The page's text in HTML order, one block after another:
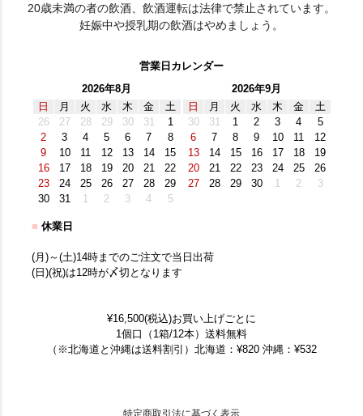
20歳未満の者の飲酒、飲酒運転は法律で禁止されています。
妊娠中や授乳期の飲酒はやめましょう。
営業日カレンダー
2026年8月
日
月 火 水 木 金
土
26
27 28 29 30 31
1
2
3 4 5 6 7
8
9
10 11 12 13 14
15
16
17 18 19 20 21
22
23
24 25 26 27 28
29
30
31 1 2 3 4 5
2026年9月
日
月 火 水 木 金
土
30
31 1 2 3 4
5
6
7 8 9 10 11
12
13
14 15 16 17 18
19
20
21 22 23 24 25
26
27
28 29 30 1 2 3
■ 休業日
(月)～(土)14時までのご注文で当日出荷
(日)(祝)は12時が〆切となります
¥16,500(税込)お買い上げごとに
1個口（1箱/12本）送料無料
（※北海道と沖縄は送料割引）北海道：¥820 沖縄：¥532
特定商取引法に基づく表示